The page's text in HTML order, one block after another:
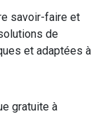
savoir-faire et
de
et adaptées à
gratuite à